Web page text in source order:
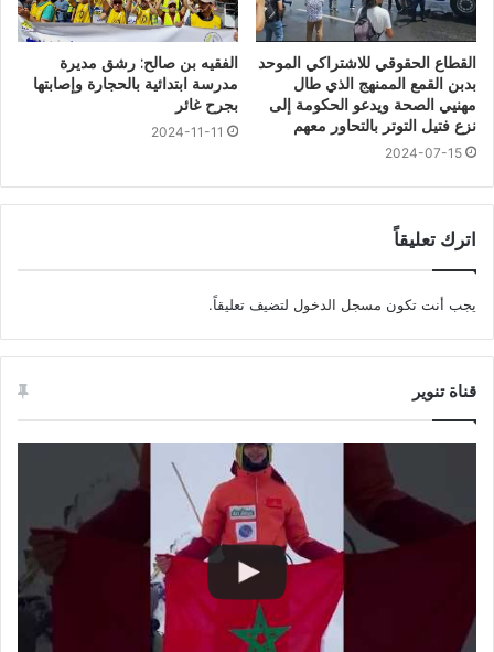
القطاع الحقوقي للاشتراكي الموحد
بدبن القمع الممنهج الذي طال
مهنيي الصحة ويدعو الحكومة إلى
نزع فتيل التوتر بالتحاور معهم
2024-07-15
الفقيه بن صالح: رشق مديرة
مدرسة ابتدائية بالحجارة وإصابتها
بجرح غائر
2024-11-11
اترك تعليقاً
يجب أنت تكون مسجل الدخول لتضيف تعليقاً.
قناة تنوير